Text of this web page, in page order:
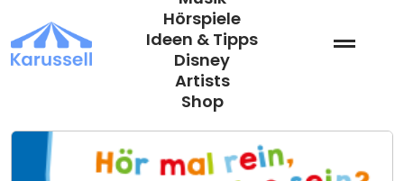
Inhalt
springen
Hörspiele
Ideen & Tipps
Disney
Artists
Shop